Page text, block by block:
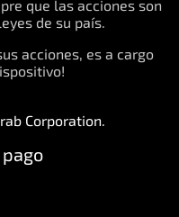
que las acciones son
de su país.
acciones, es a cargo
Corporation.